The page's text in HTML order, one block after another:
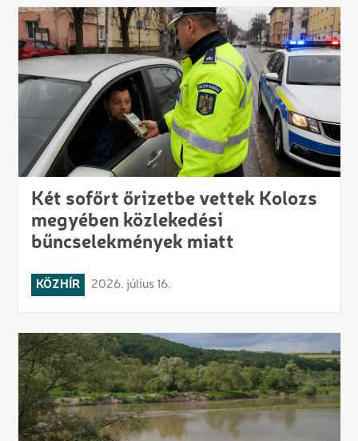
Két sofőrt őrizetbe vettek Kolozs
megyében közlekedési
bűncselekmények miatt
KÖZHÍR 2026. július 16.